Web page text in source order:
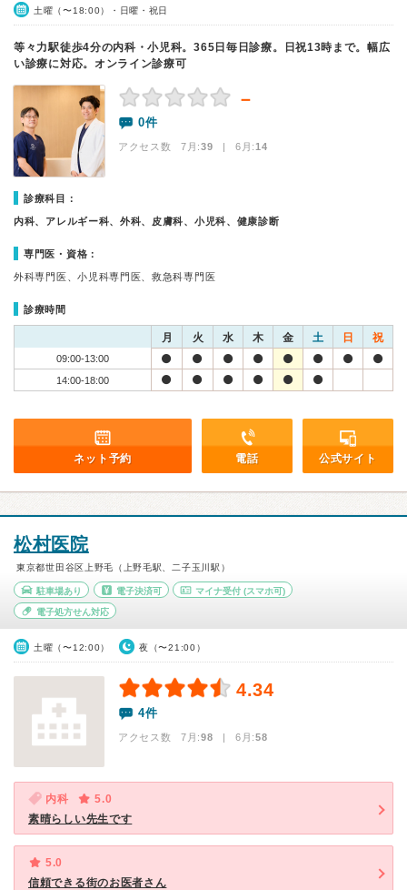
土曜（〜18:00）・日曜・祝日
等々力駅徒歩4分の内科・小児科。365日毎日診療。日祝13時まで。幅広
い診療に対応。オンライン診療可
－
0件
アクセス数 7月:39 | 6月:14
診療科目：
内科、アレルギー科、外科、皮膚科、小児科、健康診断
専門医・資格：
外科専門医、小児科専門医、救急科専門医
診療時間
月 火 水 木 金 土 日 祝
09:00-13:00
14:00-18:00
ネット予約 電話 公式サイト
松村医院
東京都世田谷区上野毛（上野毛駅、二子玉川駅）
駐車場あり 電子決済可 マイナ受付 (スマホ可)
電子処方せん対応
土曜（〜12:00） 夜（〜21:00）
4.34
4件
アクセス数 7月:98 | 6月:58
内科
5.0
素晴らしい先生です
5.0
信頼できる街のお医者さん